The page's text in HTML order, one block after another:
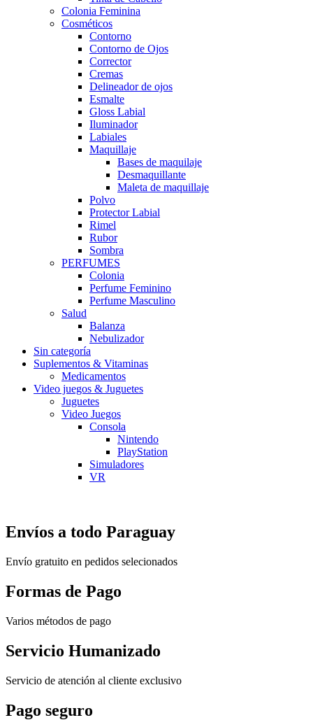
Colonia Feminina
Cosméticos
Contorno
Contorno de Ojos
Corrector
Cremas
Delineador de ojos
Esmalte
Gloss Labial
Iluminador
Labiales
Maquillaje
Bases de maquilaje
Desmaquillante
Maleta de maquillaje
Polvo
Protector Labial
Rimel
Rubor
Sombra
PERFUMES
Colonia
Perfume Feminino
Perfume Masculino
Salud
Balanza
Nebulizador
Sin categoría
Suplementos & Vitaminas
Medicamentos
Video juegos & Juguetes
Juguetes
Video Juegos
Consola
Nintendo
PlayStation
Simuladores
VR
Envíos a todo Paraguay
Envío gratuito en pedidos selecionados
Formas de Pago
Varios métodos de pago
Servicio Humanizado
Servicio de atención al cliente exclusivo
Pago seguro